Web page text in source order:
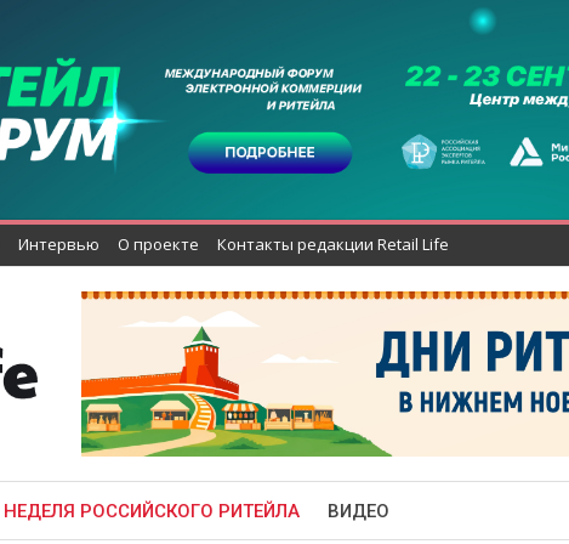
Интервью О проекте Контакты редакции Retail Life
НЕДЕЛЯ РОССИЙСКОГО РИТЕЙЛА ВИДЕО